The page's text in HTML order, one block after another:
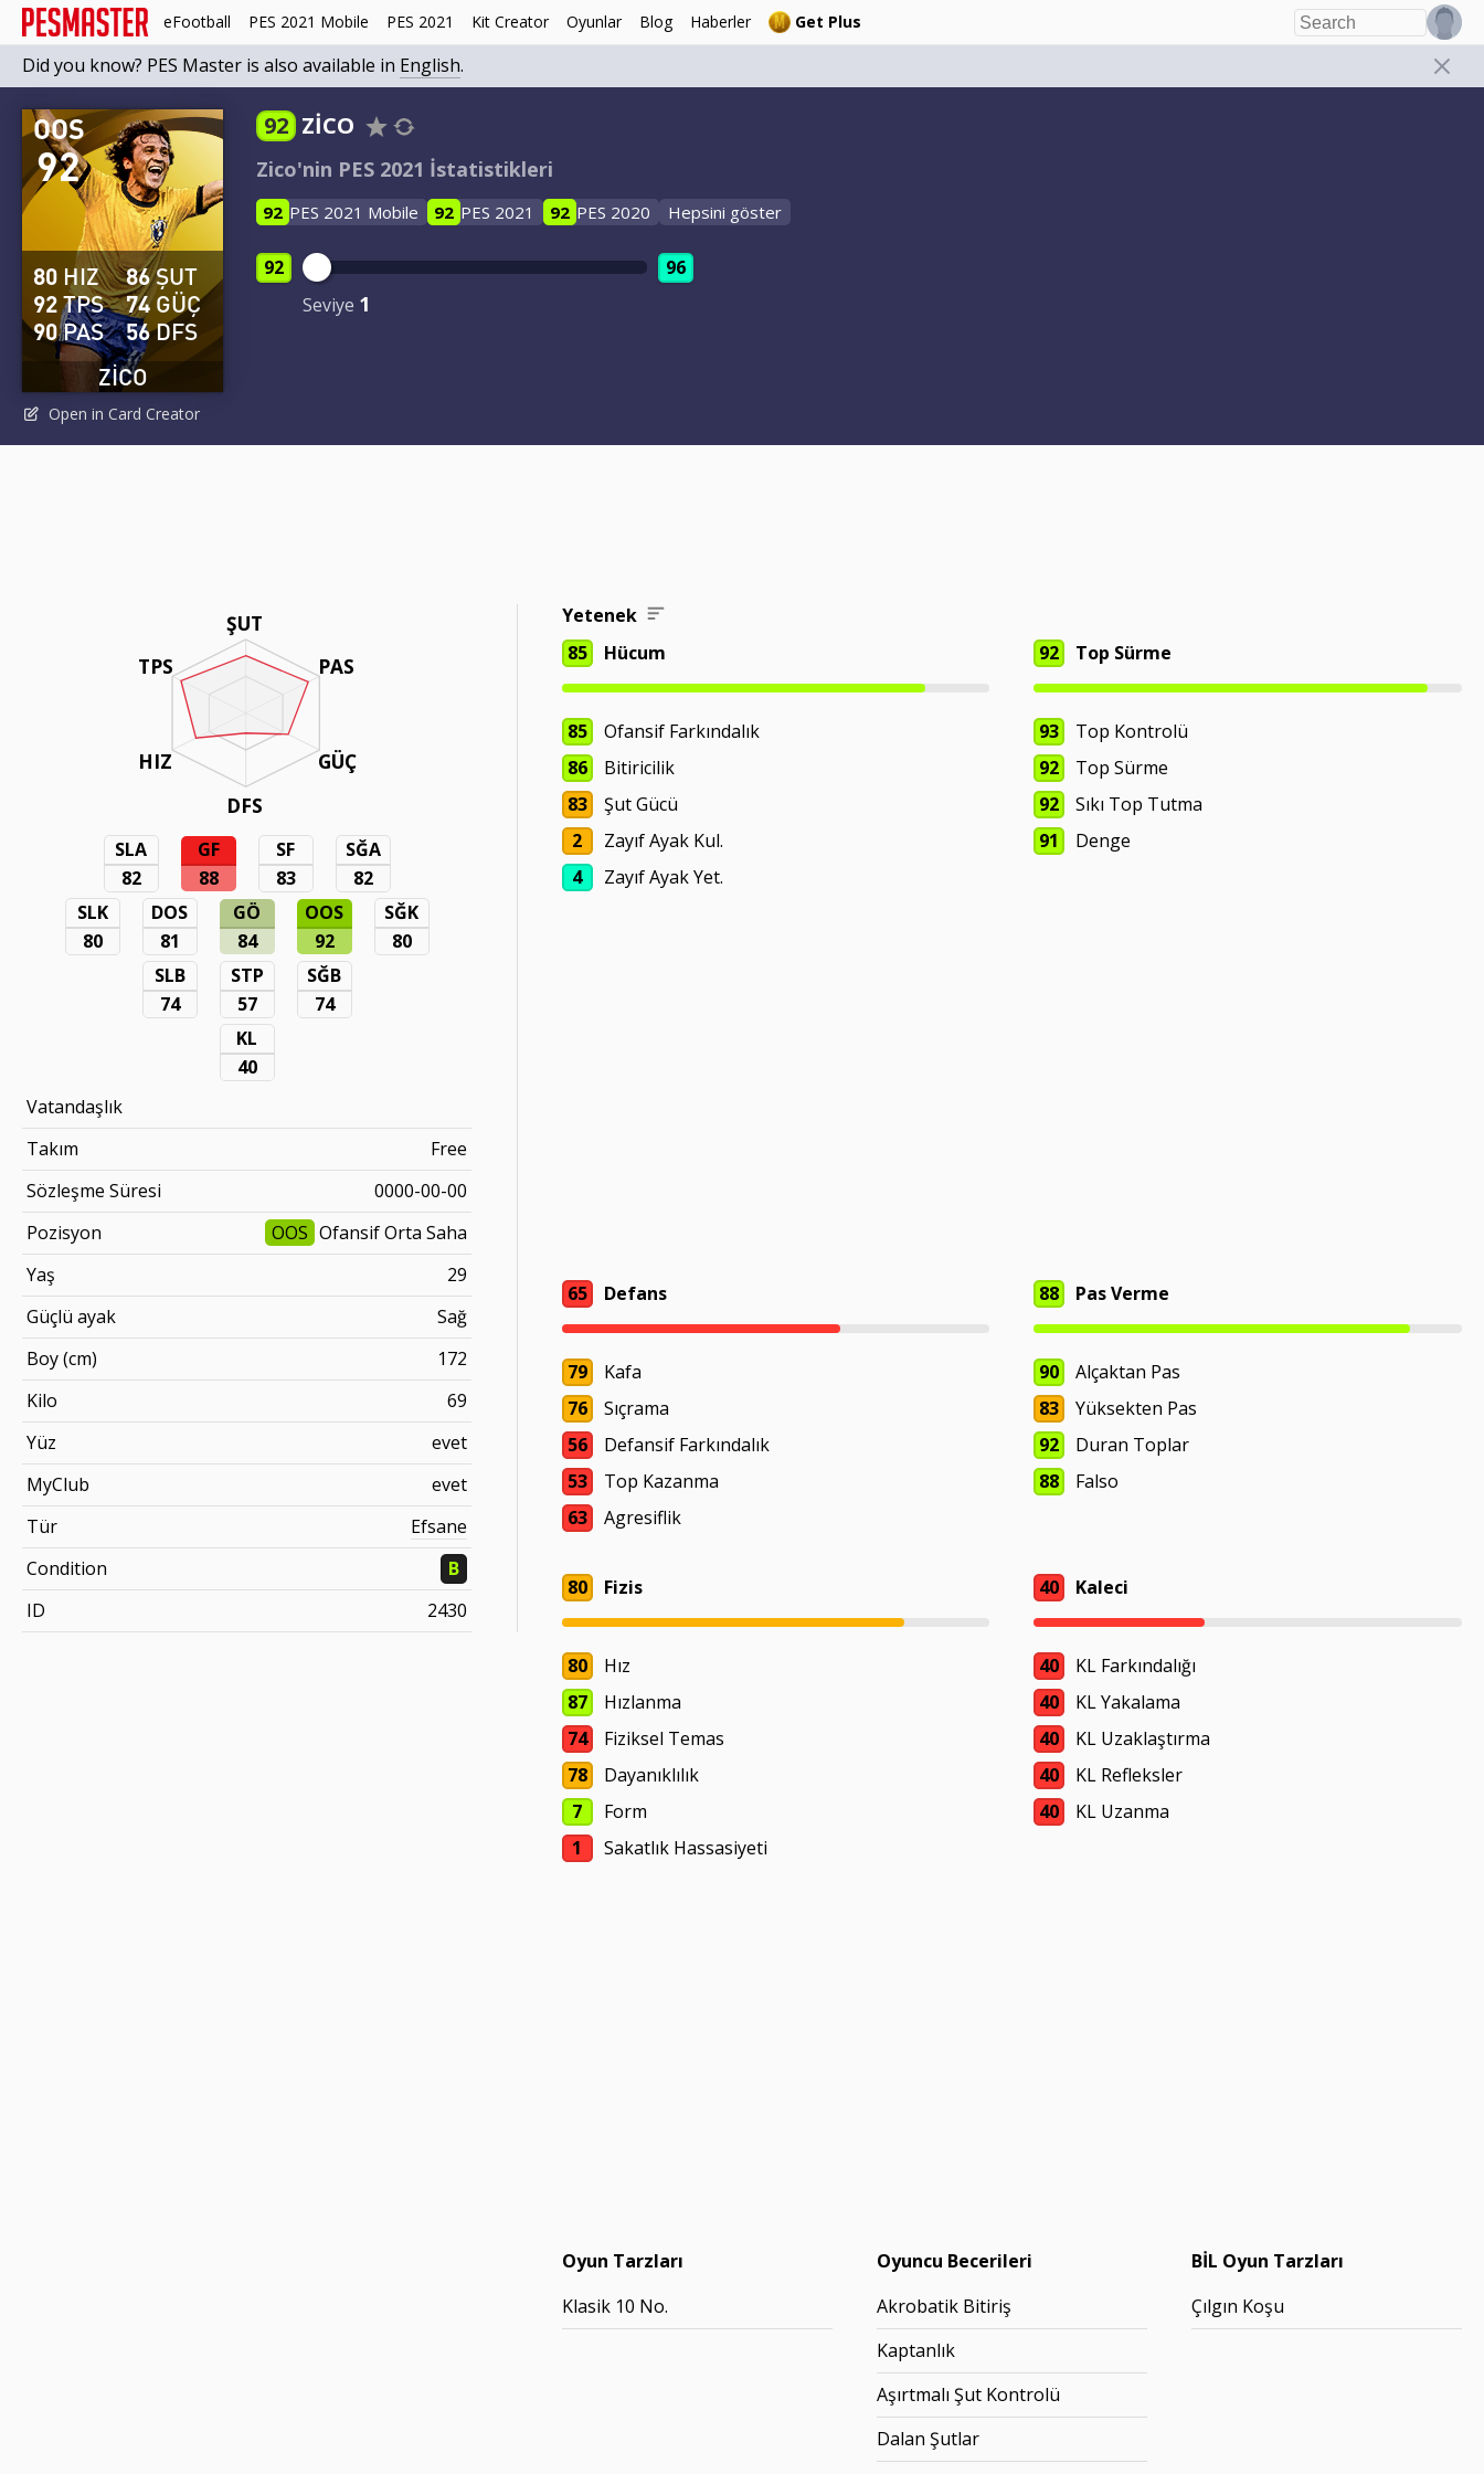
eFootball PES 2021 Mobile PES 2021 Kit Creator Oyunlar Blog Haberler Get Plus
Did you know? PES Master is also available in English.
92
OOS
ZICO
80 HIZ
92TPS
90PAS
86ŞUT
74 GÜÇ
56DFS
Open in Card Creator
92 ZICO
Zico'nin PES 2021 İstatistikleri
92 PES 2021 Mobile 92 PES 2021 92 PES 2020 Hepsini göster
92
Seviye 1
96
ŞUT
PAS
GÜÇ
DFS
TPS
HIZ
SLA
82
GF
88
SF
83
SĞA
82
SLK
80
DOS
81
GÖ
84
OOS
92
SĞK
80
SLB
74
STP
57
SĞB
74
KL
40
Vatandaşlık
Takım
Free
Sözleşme Süresi
0000-00-00
Pozisyon
OOS Ofansif Orta Saha
Yaş
29
Güçlü ayak
Sağ
Boy (cm)
172
Kilo
69
Yüz
evet
MyClub
evet
Tür
Efsane
Condition
B
ID
2430
Yetenek
85
Hücum
85
Ofansif Farkındalık
86
Bitiricilik
83
Şut Gücü
2
Zayıf Ayak Kul.
4
Zayıf Ayak Yet.
92 Top Sürme
93
Top Kontrolü
92
Top Sürme
92
Sıkı Top Tutma
91
Denge
65 Defans
79
Kafa
76
Sıçrama
56
Defansif Farkındalık
53
Top Kazanma
63
Agresiflik
88 Pas Verme
90
Alçaktan Pas
83
Yüksekten Pas
92
Duran Toplar
88
Falso
80 Fizis
80
Hız
87
Hızlanma
74
Fiziksel Temas
78
Dayanıklılık
7
Form
1
Sakatlık Hassasiyeti
40 Kaleci
40
KL Farkındalığı
40
KL Yakalama
40
KL Uzaklaştırma
40
KL Refleksler
40
KL Uzanma
Oyun Tarzları
Klasik 10 No.
Oyuncu Becerileri
Akrobatik Bitiriş
Kaptanlık
Aşırtmalı Şut Kontrolü
Dalan Şutlar
BİL Oyun Tarzları
Çılgın Koşu